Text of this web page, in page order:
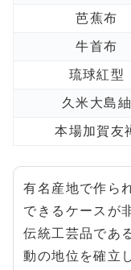
芭蕉布
牛首布
琉球紅型
久米大島紬
本場加賀友
有名産地で作ら
できるケースが
伝統工芸品であ
動の地位を確立